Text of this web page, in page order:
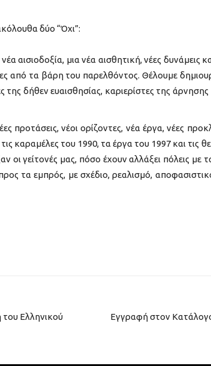
δύο “Όχι”:
αισιοδοξία, μια νέα αισθητική, νέες δυνάμεις
από τα βάρη του παρελθόντος. Θέλουμε
δήθεν ευαισθησίας, καριερίστες της άρνησης
νέοι ορίζοντες, νέα έργα, νέες
καραμέλες του 1990, τα έργα του 1997 και τις
οι γείτονές μας, πόσο έχουν αλλάξει πόλεις με
τα εμπρός, με σχέδιο, ρεαλισμό,
Ελληνικού
Εγγραφή στον